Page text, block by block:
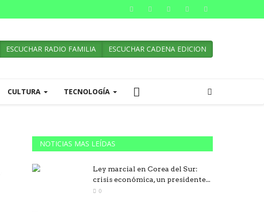
ESCUCHAR RADIO FAMILIA ESCUCHAR CADENA EDICION
CULTURA TECNOLOGÍA
NOTICIAS MAS LEÍDAS
Ley marcial en Corea del Sur:
crisis económica, un presidente...
0